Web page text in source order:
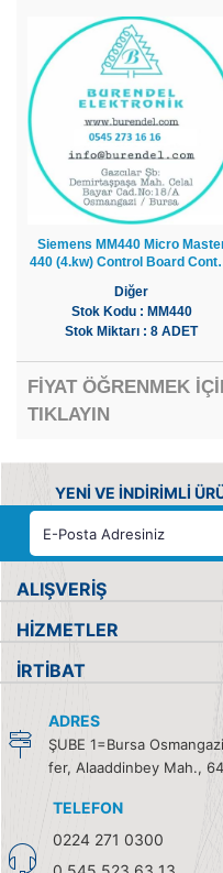
Siemens MM440 Micro
440 (4.kw) Control Board
Diğer
Stok Kodu : MM440
Stok Miktarı : 8 ADET
FİYAT ÖĞRENMEK
TIKLAYIN
YENİ VE İNDİRİMLİ
ALIŞVERİŞ
HİZMETLER
İRTİBAT
ADRES
ŞUBE 1=Bursa
fer, Alaaddinbey Mah.,
TELEFON
0224 271 0300